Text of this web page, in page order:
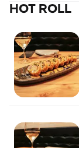
HOT ROLL